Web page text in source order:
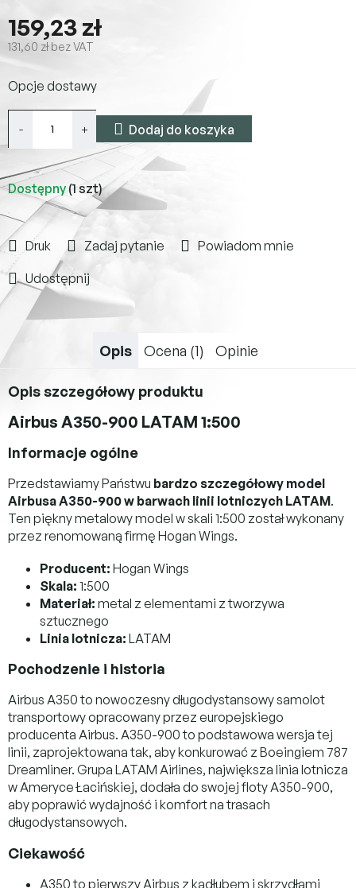
159,23 zł
131,60 zł bez VAT
jednostkowa:
Dostępny (1 szt)
Opcje dostawy
Dodaj do koszyka
Druk Zadaj pytanie Powiadom mnie
Udostępnij
Opis Ocena (1) Opinie
Opis szczegółowy produktu
Airbus A350-900 LATAM 1:500
Informacje ogólne
Przedstawiamy Państwu bardzo szczegółowy model
Airbusa A350-900 w barwach linii lotniczych LATAM.
Ten piękny metalowy model w skali 1:500 został wykonany
przez renomowaną firmę Hogan Wings.
Producent: Hogan Wings
Skala: 1:500
Materiał: metal z elementami z tworzywa
sztucznego
Linia lotnicza: LATAM
Pochodzenie i historia
Airbus A350 to nowoczesny długodystansowy samolot
transportowy opracowany przez europejskiego
producenta Airbus. A350-900 to podstawowa wersja tej
linii, zaprojektowana tak, aby konkurować z Boeingiem 787
Dreamliner. Grupa LATAM Airlines, największa linia lotnicza
w Ameryce Łacińskiej, dodała do swojej floty A350-900,
aby poprawić wydajność i komfort na trasach
długodystansowych.
Ciekawość
A350 to pierwszy Airbus z kadłubem i skrzydłami